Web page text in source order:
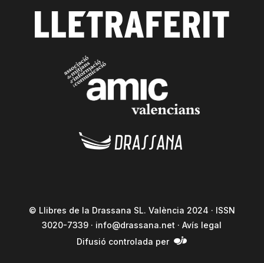
© Llibres de la Drassana SL. València 2024 · ISSN
3020-7339 · info@drassana.net ·Avís legal
Difusió controlada per